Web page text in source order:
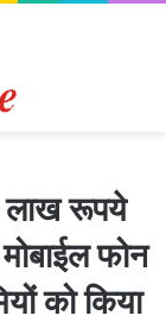
लाख रूपये
फोन
को किया